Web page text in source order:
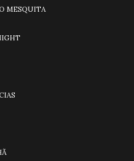
MESQUITA
PODNIGHT
Luz
NOTÍCIAS